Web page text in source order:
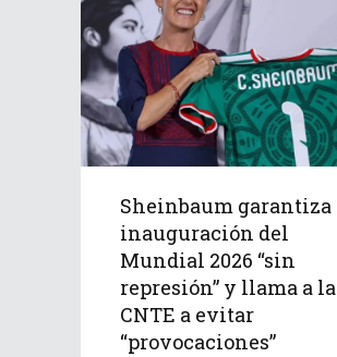
Sheinbaum garantiza
inauguración del
Mundial 2026 “sin
represión” y llama a la
CNTE a evitar
“provocaciones”